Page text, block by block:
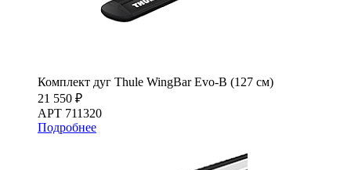
Комплект дуг Thule WingBar Evo-B (127 см)
21 550 ₽
АРТ 711320
Подробнее